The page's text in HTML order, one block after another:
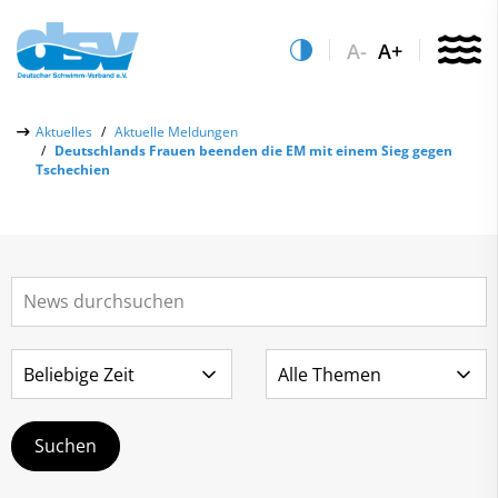
A- A+
Aktuelles
Aktuelle Meldungen
Deutschlands Frauen beenden die EM mit einem Sieg gegen
Tschechien
Über uns
Aktuelles
Leistungs- & Wettkampfsport
Schwimmen lernen
Sportentwicklung
Service
Vereinsfinder
Lizenzwesen
Zentrale Hinweisstelle
Anti-Doping
Recht auf sicheren Schwimmsport
Abteilungen